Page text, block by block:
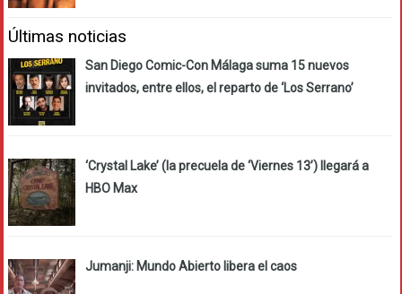
Últimas noticias
San Diego Comic-Con Málaga suma 15 nuevos
invitados, entre ellos, el reparto de ‘Los Serrano’
‘Crystal Lake’ (la precuela de ‘Viernes 13’) llegará a
HBO Max
Jumanji: Mundo Abierto libera el caos